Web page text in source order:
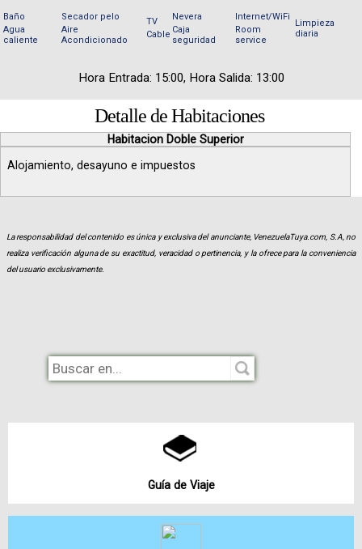
Baño
Agua
caliente
Secador pelo
Aire
Acondicionado
TV
Cable
Nevera
Caja
seguridad
Internet/WiFi
Room
service
Limpieza
diaria
Hora Entrada: 15:00, Hora Salida: 13:00
Detalle de Habitaciones
Habitacion Doble Superior
Alojamiento, desayuno e impuestos
La responsabilidad del contenido es única y exclusiva del anunciante, VenezuelaTuya.com, S.A, no
realiza verificación alguna de su exactitud, veracidad o pertinencia, y la ofrece para la conveniencia
del usuario exclusivamente.
Guía de Viaje